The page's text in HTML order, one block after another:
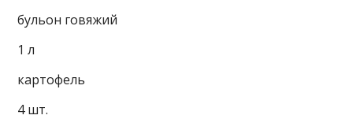
бульон говяжий
1 л
картофель
4 шт.